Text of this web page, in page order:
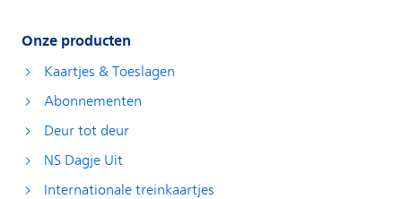
Onze producten
Kaartjes & Toeslagen
Abonnementen
Deur tot deur
NS Dagje Uit
Internationale treinkaartjes